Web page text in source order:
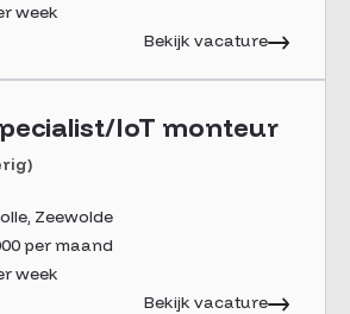
week
Bekijk vacature
IoT monteur
Zeewolde
per maand
week
Bekijk vacature